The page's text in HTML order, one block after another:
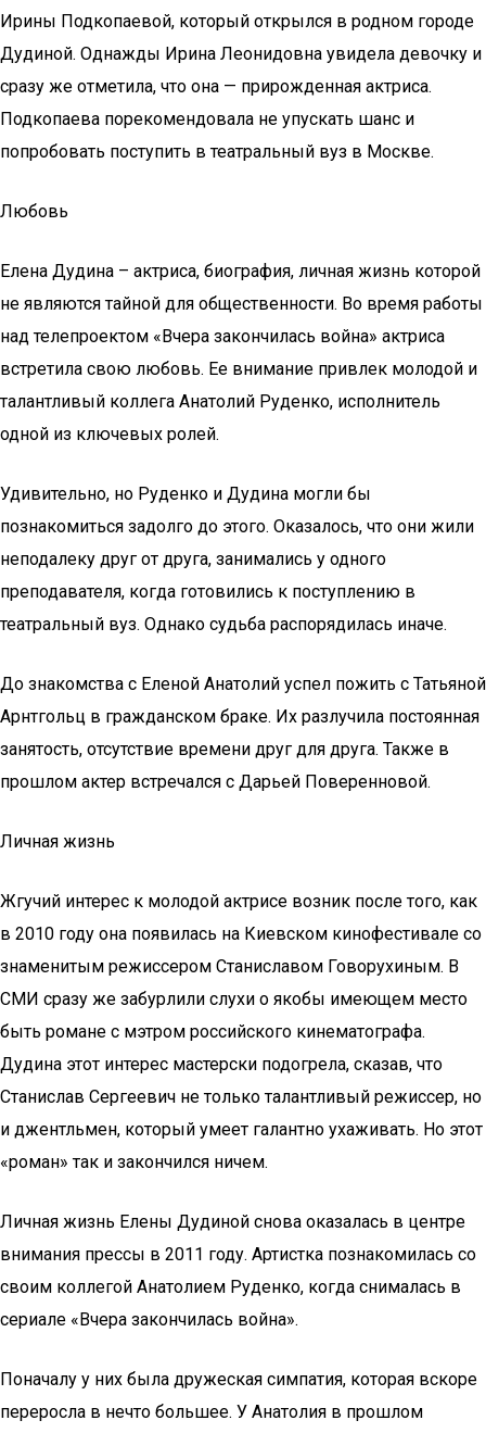
Ирины Подкопаевой, который открылся в родном городе
Дудиной. Однажды Ирина Леонидовна увидела девочку и
сразу же отметила, что она — прирожденная актриса.
Подкопаева порекомендовала не упускать шанс и
попробовать поступить в театральный вуз в Москве.
Любовь
Елена Дудина – актриса, биография, личная жизнь которой
не являются тайной для общественности. Во время работы
над телепроектом «Вчера закончилась война» актриса
встретила свою любовь. Ее внимание привлек молодой и
талантливый коллега Анатолий Руденко, исполнитель
одной из ключевых ролей.
Удивительно, но Руденко и Дудина могли бы
познакомиться задолго до этого. Оказалось, что они жили
неподалеку друг от друга, занимались у одного
преподавателя, когда готовились к поступлению в
театральный вуз. Однако судьба распорядилась иначе.
До знакомства с Еленой Анатолий успел пожить с Татьяной
Арнтгольц в гражданском браке. Их разлучила постоянная
занятость, отсутствие времени друг для друга. Также в
прошлом актер встречался с Дарьей Поверенновой.
Личная жизнь
Жгучий интерес к молодой актрисе возник после того, как
в 2010 году она появилась на Киевском кинофестивале со
знаменитым режиссером Станиславом Говорухиным. В
СМИ сразу же забурлили слухи о якобы имеющем место
быть романе с мэтром российского кинематографа.
Дудина этот интерес мастерски подогрела, сказав, что
Станислав Сергеевич не только талантливый режиссер, но
и джентльмен, который умеет галантно ухаживать. Но этот
«роман» так и закончился ничем.
Личная жизнь Елены Дудиной снова оказалась в центре
внимания прессы в 2011 году. Артистка познакомилась со
своим коллегой Анатолием Руденко, когда снималась в
сериале «Вчера закончилась война».
Поначалу у них была дружеская симпатия, которая вскоре
переросла в нечто большее. У Анатолия в прошлом